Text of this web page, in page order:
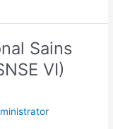
Sains
VI)